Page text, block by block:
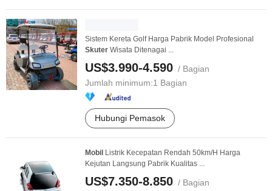
Sistem Kereta Golf Harga Pabrik Model Profesional
Skuter Wisata Ditenagai ...
US$3.990-4.590 / Bagian
Jumlah minimum:1 Bagian
Hubungi Pemasok
Mobil Listrik Kecepatan Rendah 50km/H Harga
Kejutan Langsung Pabrik Kualitas ...
US$7.350-8.850 / Bagian